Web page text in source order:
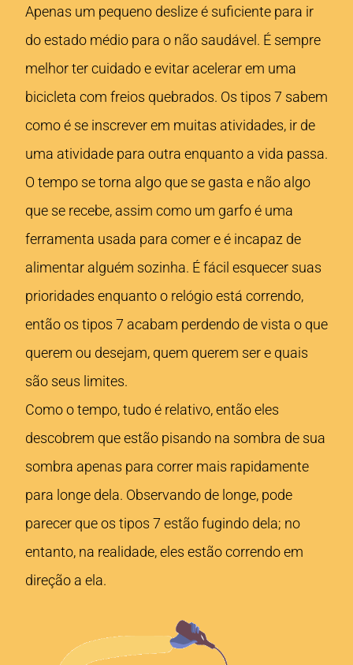
Apenas um pequeno deslize é suficiente para ir
do estado médio para o não saudável. É sempre
melhor ter cuidado e evitar acelerar em uma
bicicleta com freios quebrados. Os tipos 7 sabem
como é se inscrever em muitas atividades, ir de
uma atividade para outra enquanto a vida passa.
O tempo se torna algo que se gasta e não algo
que se recebe, assim como um garfo é uma
ferramenta usada para comer e é incapaz de
alimentar alguém sozinha. É fácil esquecer suas
prioridades enquanto o relógio está correndo,
então os tipos 7 acabam perdendo de vista o que
querem ou desejam, quem querem ser e quais
são seus limites.
Como o tempo, tudo é relativo, então eles
descobrem que estão pisando na sombra de sua
sombra apenas para correr mais rapidamente
para longe dela. Observando de longe, pode
parecer que os tipos 7 estão fugindo dela; no
entanto, na realidade, eles estão correndo em
direção a ela.